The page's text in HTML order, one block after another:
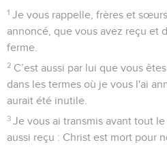
1 Je vous rappelle, frères et
annoncé, que vous avez reçu et
ferme.
2 C’est aussi par lui que vous
dans les termes où je vous l'ai
aurait été inutile.
3 Je vous ai transmis avant tout
aussi reçu : Christ est mort pour